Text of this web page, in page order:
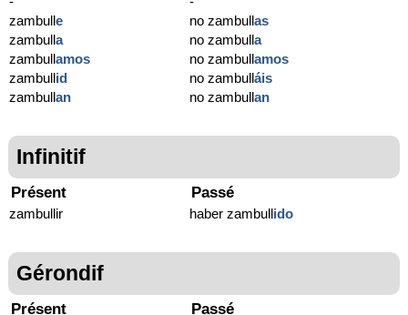
zambulle
zambulla
zambullamos
zambullid
zambullan
no zambullas
no zambulla
no zambullamos
no zambulláis
no zambullan
Infinitif
Présent
zambullir
Passé
haber zambullido
Gérondif
Présent Passé